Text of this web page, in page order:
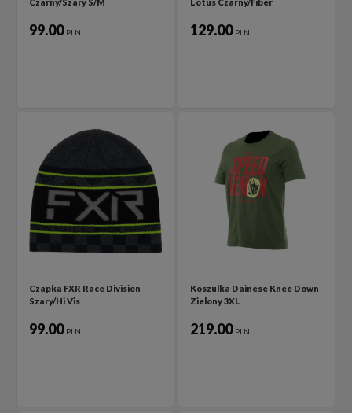
99.00 PLN 129.00 PLN
Czapka FXR Race Division
Szary/Hi Vis
99.00 PLN
Koszulka Dainese Knee Down
Zielony 3XL
219.00 PLN